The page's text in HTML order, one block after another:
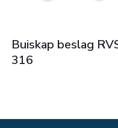
Buiskap beslag
316